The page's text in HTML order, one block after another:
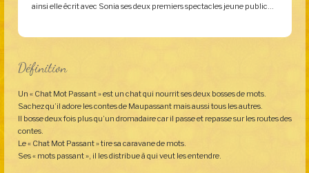
ainsi elle écrit avec Sonia ses deux premiers spectacles jeune public…
Définition
Un « Chat Mot Passant » est un chat qui nourrit ses deux bosses de mots.
Sachez qu’il adore les contes de Maupassant mais aussi tous les autres.
Il bosse deux fois plus qu’un dromadaire car il passe et repasse sur les routes des
contes.
Le « Chat Mot Passant » tire sa caravane de mots.
Ses « mots passant », il les distribue à qui veut les entendre.